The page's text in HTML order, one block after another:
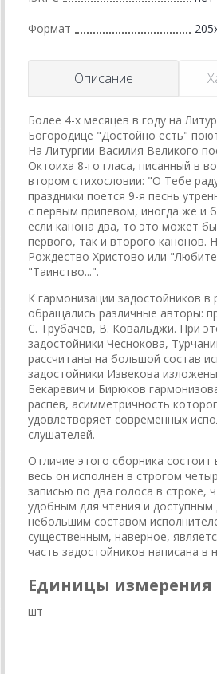
Формат
Описание
Более 4-х месяцев в году на
Богородице "Достойно есть"
На Литургии Василия Великого
Октоиха 8-го гласа, писанный в
втором стихословии: "О Тебе
праздники поется 9-я песнь
с первым припевом, иногда же и
если канона два, то это может
первого, так и второго канонов.
Рождество Христово или
"Таинство...".
К гармонизации задостойников в
обращались различные авторы:
С. Трубачев, В. Ковальджи. При
задостойники Чеснокова,
рассчитаны на большой состав
задостойники Извекова
Бекаревич и Бирюков
распев, асимметричность
удовлетворяет современных
слушателей.
Отличие этого сборника
весь он исполнен в строгом
записью по два голоса в строке,
удобным для чтения и доступным
небольшим составом
существенным, наверное,
часть задостойников написана в
Единицы измерения
шт